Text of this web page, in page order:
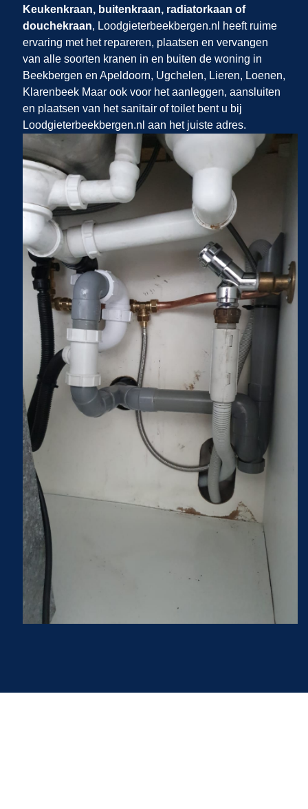
Keukenkraan, buitenkraan, radiatorkaan of
douchekraan, Loodgieterbeekbergen.nl​​​​​​​
heeft ruime
ervaring met het repareren, plaatsen en vervangen
van alle soorten kranen in en buiten de woning in
Beekbergen en Apeldoorn, Ugchelen, Lieren, Loenen,
Klarenbeek Maar ook voor het aanleggen, aansluiten
en plaatsen van het sanitair of toilet bent u bij
Loodgieterbeekbergen.nl aan het juiste adres.